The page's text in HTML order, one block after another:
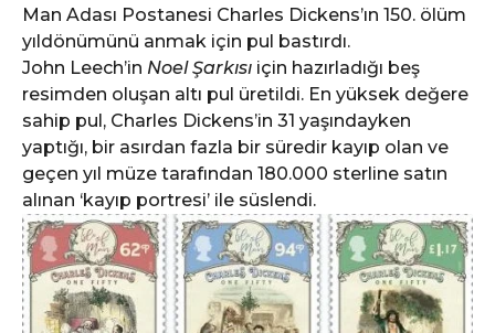
Man Adası Postanesi Charles Dickens’ın 150. ölüm
yıldönümünü anmak için pul bastırdı.
John Leech’in Noel Şarkısı için hazırladığı beş
resimden oluşan altı pul üretildi. En yüksek değere
sahip pul, Charles Dickens’in 31 yaşındayken
yaptığı, bir asırdan fazla bir süredir kayıp olan ve
geçen yıl müze tarafından 180.000 sterline satın
alınan ‘kayıp portresi’ ile süslendi.